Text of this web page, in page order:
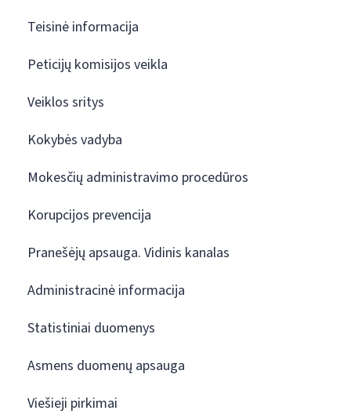
Teisinė informacija
Peticijų komisijos veikla
Veiklos sritys
Kokybės vadyba
Mokesčių administravimo procedūros
Korupcijos prevencija
Pranešėjų apsauga. Vidinis kanalas
Administracinė informacija
Statistiniai duomenys
Asmens duomenų apsauga
Viešieji pirkimai